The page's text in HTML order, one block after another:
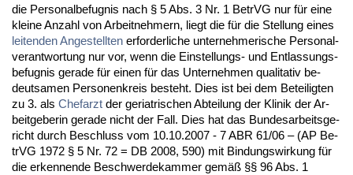
die Per­so­nal­be­fug­nis nach § 5 Abs. 3 Nr. 1 Be­trVG nur für ei­ne
klei­ne An­zahl von Ar­beit­neh­mern, liegt die für die Stel­lung ei­nes
lei­ten­den An­ge­stell­ten er­for­der­li­che un­ter­neh­me­ri­sche Per­so­nal­
ver­ant­wor­tung nur vor, wenn die Ein­stel­lungs- und Ent­las­sungs­
be­fug­nis ge­ra­de für ei­nen für das Un­ter­neh­men qua­li­ta­tiv be­
deut­sa­men Per­so­nen­kreis be­steht. Dies ist bei dem Be­tei­lig­ten
zu 3. als Chef­arzt der ger­ia­tri­schen Ab­tei­lung der Kli­nik der Ar­
beit­ge­be­rin ge­ra­de nicht der Fall. Dies hat das Bun­des­ar­beits­ge­
richt durch Be­schluss vom 10.10.2007 - 7 ABR 61/06 – (AP Be­
trVG 1972 § 5 Nr. 72 = DB 2008, 590) mit Bin­dungs­wir­kung für
die er­ken­nen­de Be­schwer­de­kam­mer gemäß §§ 96 Abs. 1